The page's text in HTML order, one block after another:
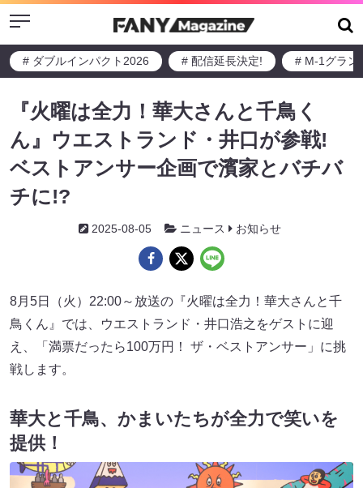
Menu
# ダブルインパクト2026 # 配信延長決定! # M-1グラン
『火曜は全力！華大さんと千鳥く
ん』ウエストランド・井口が参戦!
ベストアンサー企画で濱家とバチバ
チに!?
2025-08-05 ニュース お知らせ
8月5日（火）22:00～放送の『火曜は全力！華大さんと千
鳥くん』では、ウエストランド・井口浩之をゲストに迎
え、「満票だったら100万円！ ザ・ベストアンサー」に挑
戦します。
華大と千鳥、かまいたちが全力で笑いを
提供！